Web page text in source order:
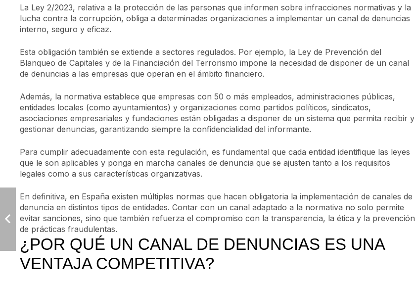
La Ley 2/2023, relativa a la protección de las personas que informen sobre infracciones normativas y la
lucha contra la corrupción, obliga a determinadas organizaciones a implementar un canal de denuncias
interno, seguro y eficaz.
Esta obligación también se extiende a sectores regulados. Por ejemplo, la Ley de Prevención del
Blanqueo de Capitales y de la Financiación del Terrorismo impone la necesidad de disponer de un canal
de denuncias a las empresas que operan en el ámbito financiero.
Además, la normativa establece que empresas con 50 o más empleados, administraciones públicas,
entidades locales (como ayuntamientos) y organizaciones como partidos políticos, sindicatos,
asociaciones empresariales y fundaciones están obligadas a disponer de un sistema que permita recibir y
gestionar denuncias, garantizando siempre la confidencialidad del informante.
Para cumplir adecuadamente con esta regulación, es fundamental que cada entidad identifique las leyes
que le son aplicables y ponga en marcha canales de denuncia que se ajusten tanto a los requisitos
legales como a sus características organizativas.
En definitiva, en España existen múltiples normas que hacen obligatoria la implementación de canales de
denuncia en distintos tipos de entidades. Contar con un canal adaptado a la normativa no solo permite
evitar sanciones, sino que también refuerza el compromiso con la transparencia, la ética y la prevención
de prácticas fraudulentas.
¿POR QUÉ UN CANAL DE DENUNCIAS ES UNA
VENTAJA COMPETITIVA?